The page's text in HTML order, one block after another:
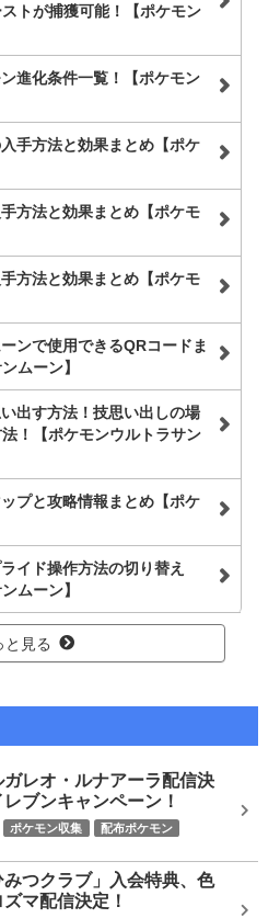
トが捕獲可能！【ポケモン
進化条件一覧！【ポケモン
手方法と効果まとめ【ポケ
方法と効果まとめ【ポケモ
方法と効果まとめ【ポケモ
ンで使用できるQRコードま
ムーン】
出す方法！技思い出しの場
！【ポケモンウルトラサン
プと攻略情報まとめ【ポケ
イド操作方法の切り替え
ムーン】
と見る
レオ・ルナアーラ配信決
ブンキャンペーン！
ポケモン収集 配布ポケモン
みつクラブ」入会特典、色
マ配信決定！